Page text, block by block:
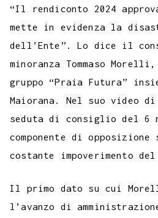
e
b
o
o
k
t
t
e
r
t
s
A
p
p
e
g
r
a
m
s
a
g
e
p
y
L
i
n
k
“Il rendiconto 2024
mette in evidenza la
dell’Ente”. Lo dice il
minoranza Tommaso
gruppo “Praia Futura”
Maiorana. Nel suo video
seduta di consiglio del 6
componente di
costante impoverimento del
Il primo dato su cui
l’avanzo di